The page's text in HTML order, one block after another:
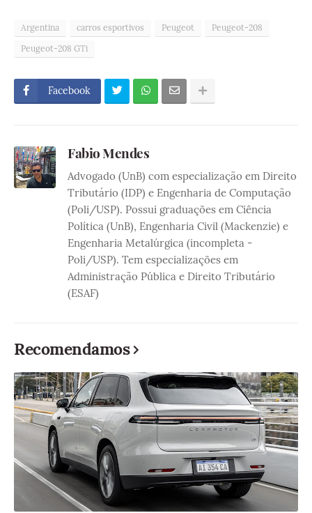
Argentina carros esportivos Peugeot
Peugeot-208
Peugeot-208 GTi
Facebook
Fabio Mendes
Advogado (UnB) com especialização em Direito
Tributário (IDP) e Engenharia de Computação
(Poli/USP). Possui graduações em Ciência
Política (UnB), Engenharia Civil (Mackenzie) e
Engenharia Metalúrgica (incompleta -
Poli/USP). Tem especializações em
Administração Pública e Direito Tributário
(ESAF)
Recomendamos